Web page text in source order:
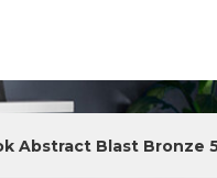
Abstract Blast Bronze